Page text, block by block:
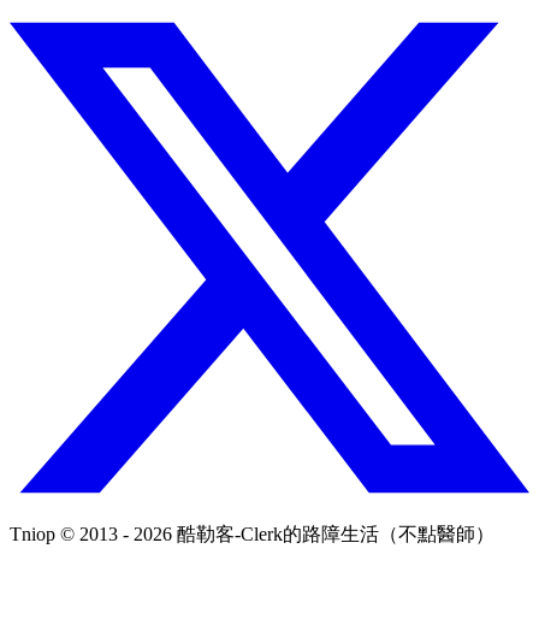
Tniop © 2013 - 2026 酷勒客-Clerk的路障生活（不點醫師）